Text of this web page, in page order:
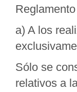
a) A los
Sólo se
relativos a